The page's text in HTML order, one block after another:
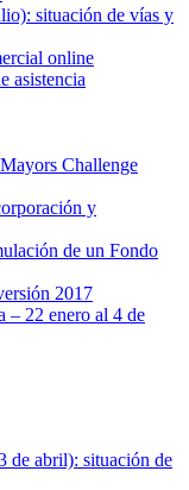
situación de vías y
online
asistencia
Challenge
y
de un Fondo
2017
– 22 enero al 4 de
de abril): situación de